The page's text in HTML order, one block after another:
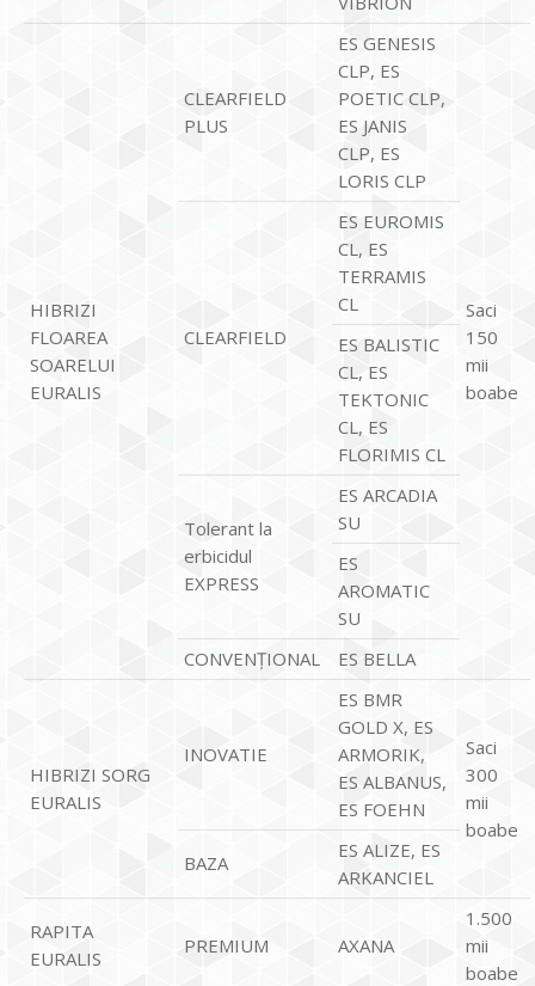
HIBRIZI
FLOAREA
SOARELUI
EURALIS
CLEARFIELD
PLUS
ES GENESIS
CLP, ES
POETIC CLP,
ES JANIS
CLP, ES
LORIS CLP
Saci
150
mii
boabe
CLEARFIELD
ES EUROMIS
CL, ES
TERRAMIS
CL
ES BALISTIC
CL, ES
TEKTONIC
CL, ES
FLORIMIS CL
Tolerant la
erbicidul
EXPRESS
ES ARCADIA
SU
ES
AROMATIC
SU
CONVENŢIONAL
ES BELLA
HIBRIZI SORG
EURALIS
INOVATIE
ES BMR
GOLD X, ES
ARMORIK,
ES ALBANUS,
ES FOEHN
Saci
300
mii
boabe
BAZA
ES ALIZE, ES
ARKANCIEL
RAPITA
EURALIS
PREMIUM AXANA
1.500
mii
boabe